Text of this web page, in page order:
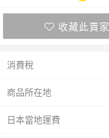
收藏此賣家
消費稅
商品所在地
日本當地運費